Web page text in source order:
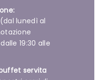
(dal lunedì al
19:30 alle
servita